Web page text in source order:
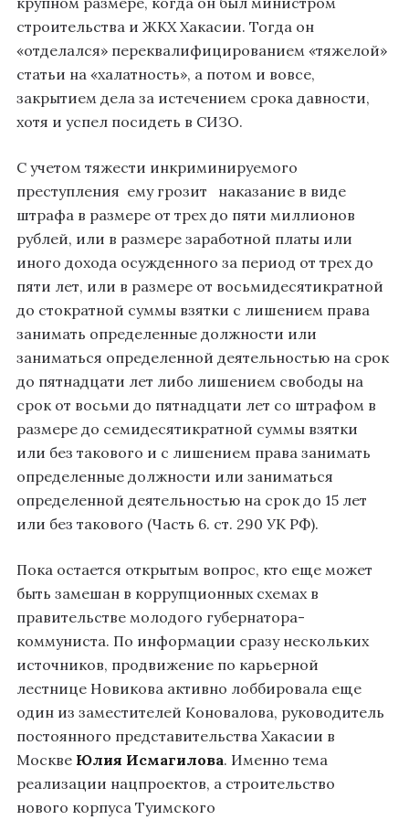
строительства и ЖКХ Хакасии. Тогда он
«отделался» переквалифицированием «тяжелой»
статьи на «халатность», а потом и вовсе,
закрытием дела за истечением срока давности,
хотя и успел посидеть в СИЗО.
С учетом тяжести инкриминируемого
преступления ему грозит наказание в виде
штрафа в размере от трех до пяти миллионов
рублей, или в размере заработной платы или
иного дохода осужденного за период от трех до
пяти лет, или в размере от восьмидесятикратной
до стократной суммы взятки с лишением права
занимать определенные должности или
заниматься определенной деятельностью на срок
до пятнадцати лет либо лишением свободы на
срок от восьми до пятнадцати лет со штрафом в
размере до семидесятикратной суммы взятки
или без такового и с лишением права занимать
определенные должности или заниматься
определенной деятельностью на срок до 15 лет
или без такового (Часть 6. ст. 290 УК РФ).
Пока остается открытым вопрос, кто еще может
быть замешан в коррупционных схемах в
правительстве молодого губернатора-
коммуниста. По информации сразу нескольких
источников, продвижение по карьерной
лестнице Новикова активно лоббировала еще
один из заместителей Коновалова, руководитель
постоянного представительства Хакасии в
Москве Юлия Исмагилова. Именно тема
реализации нацпроектов, а строительство
нового корпуса Туимского